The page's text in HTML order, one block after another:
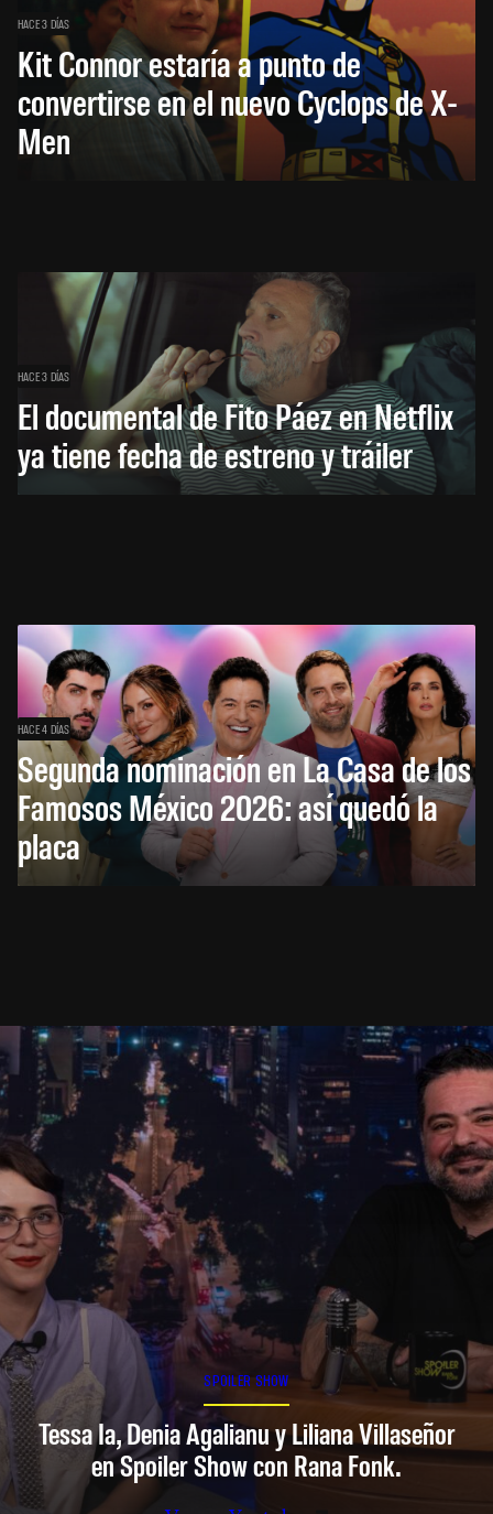
HACE 3 DÍAS
Kit Connor estaría a punto de
convertirse en el nuevo Cyclops de X-
Men
HACE 3 DÍAS
El documental de Fito Páez en Netflix
ya tiene fecha de estreno y tráiler
HACE 4 DÍAS
Segunda nominación en La Casa de los
Famosos México 2026: así quedó la
placa
SPOILER SHOW
Tessa Ia, Denia Agalianu y Liliana Villaseñor
en Spoiler Show con Rana Fonk.